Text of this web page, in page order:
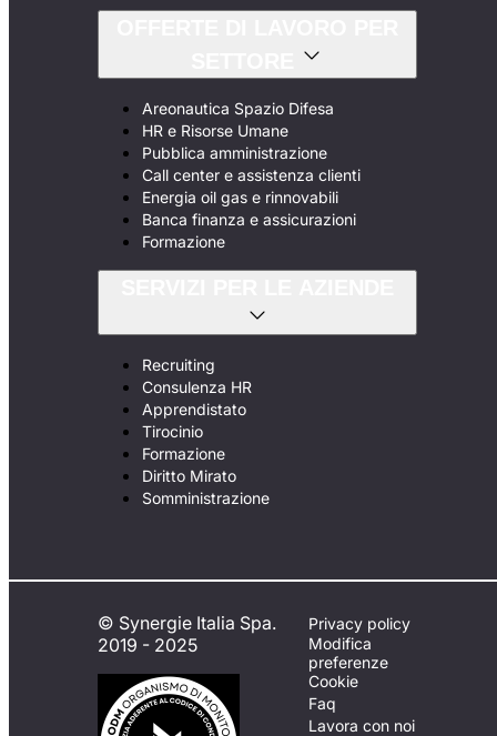
Areonautica Spazio Difesa
HR e Risorse Umane
Pubblica amministrazione
Call center e assistenza clienti
Energia oil gas e rinnovabili
Banca finanza e assicurazioni
Formazione
Recruiting
Consulenza HR
Apprendistato
Tirocinio
Formazione
Diritto Mirato
Somministrazione
© Synergie Italia Spa.
2019 - 2025
Privacy policy
Modifica
preferenze
Cookie
Faq
Lavora con noi